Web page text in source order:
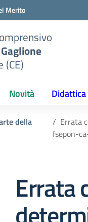
Merito
(CE)
Novità Didattica
della
Errata
fsepon-
Errata